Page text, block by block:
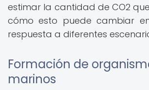
estimar la cantidad de CO2
cómo esto puede cambiar
respuesta a diferentes
Formación de
marinos